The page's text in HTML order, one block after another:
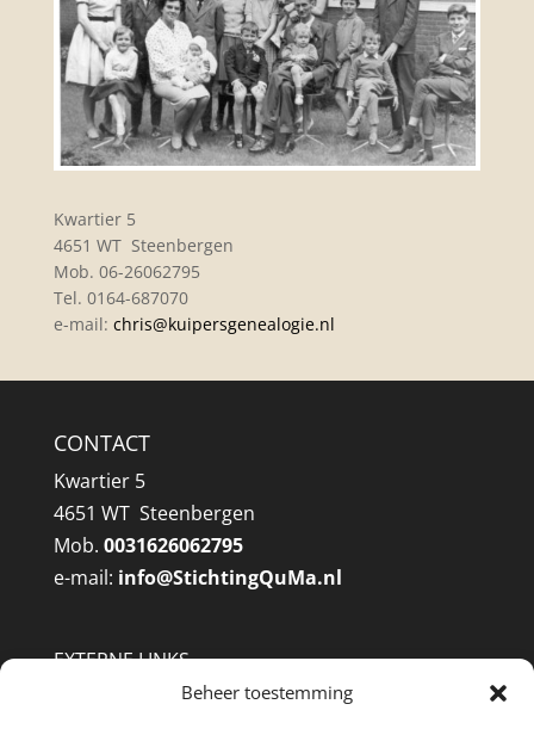
Beheer toestemming
Kwartier 5
4651 WT Steenbergen
Mob. 06-26062795
Tel. 0164-687070
e-mail: chris@kuipersgenealogie.nl
CONTACT
Kwartier 5
4651 WT Steenbergen
Mob. 0031626062795
e-mail: info@StichtingQuMa.nl
EXTERNE LINKS
West Brabant Archief